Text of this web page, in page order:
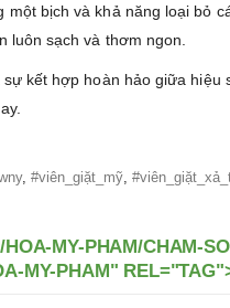
một bịch và khả năng loại bỏ
luôn sạch và thơm ngon.
kết hợp hoàn hảo giữa
, #viên_giặt_mỹ
MY-PHAM/CHAM-
MY-PHAM"